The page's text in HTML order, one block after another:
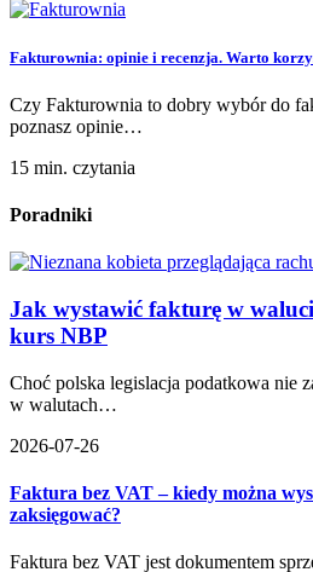
Fakturownia: opinie i recenzja. Warto
Czy Fakturownia to dobry wybór do
poznasz opinie…
15 min. czytania
Poradniki
Jak wystawić fakturę w
kurs NBP
Choć polska legislacja podatkowa nie
w walutach…
2026-07-26
Faktura bez VAT – kiedy można
zaksięgować?
Faktura bez VAT jest dokumentem